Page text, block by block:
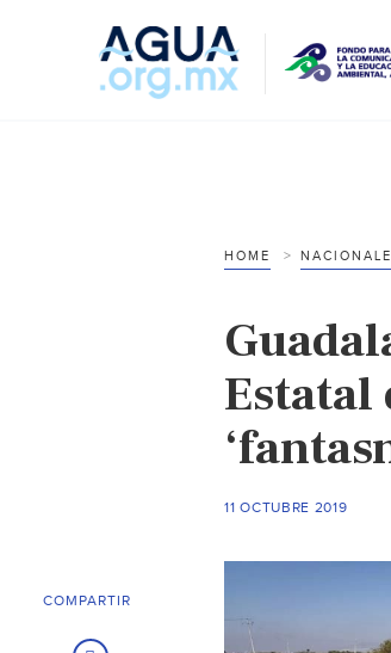
HOME
Estatal
11 OCTUBRE 2019
COMPARTIR